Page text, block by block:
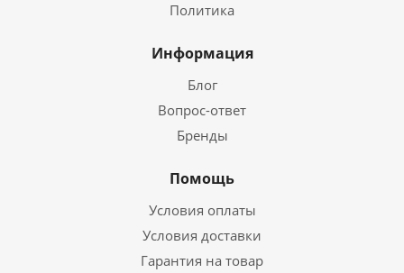
Политика
Информация
Блог
Вопрос-ответ
Бренды
Помощь
Условия оплаты
Условия доставки
Гарантия на товар